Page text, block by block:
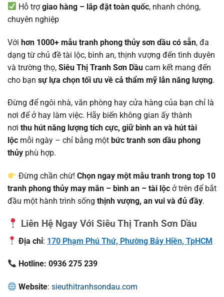
Hỗ trợgiao hàng – lắp đặt toàn quốc, nhanh chóng,
chuyên nghiệp
Với hơn 1000+ mẫu tranh phong thủy sơn dầu có sẵn, đa
dạng từ chủ đề tài lộc, bình an, thịnh vượng đến tình duyên
và trường thọ, Siêu Thị Tranh Sơn Dầu cam kết mang đến
cho bạn sự lựa chọn tối ưu về cả thẩm mỹ lẫn năng lượng.
Đừng để ngôi nhà, văn phòng hay cửa hàng của bạn chỉ là
nơi để ở hay làm việc. Hãy biến không gian ấy thành
nơi thu hút năng lượng tích cực, giữ bình an và hút tài
lộc mỗi ngày – chỉ bằng một bức tranh sơn dầu phong
thủy phù hợp.
Đừng chần chừ!Chọn ngay một mẫu tranh trong top 10
tranh phong thủy may mắn – bình an – tài lộc ở trên để bắt
đầu một hành trình sống thịnh vượng, an vui và đủ đầy.
Liên Hệ Ngay Với Siêu Thị Tranh Sơn Dầu
Địa chỉ: 170 Phạm Phú Thứ, Phường Bảy Hiền, TpHCM
Hotline: 0936 275 239
Website:sieuthitranhsondau.com